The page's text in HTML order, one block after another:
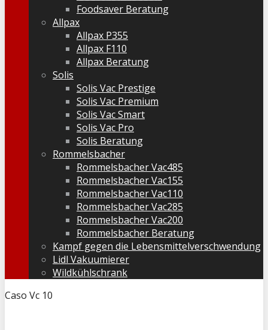
Foodsaver Beratung
Allpax
Allpax P355
Allpax F110
Allpax Beratung
Solis
Solis Vac Prestige
Solis Vac Premium
Solis Vac Smart
Solis Vac Pro
Solis Beratung
Rommelsbacher
Rommelsbacher Vac485
Rommelsbacher Vac155
Rommelsbacher Vac110
Rommelsbacher Vac285
Rommelsbacher Vac200
Rommelsbacher Beratung
Kampf gegen die Lebensmittelverschwendung
Lidl Vakuumierer
Wildkühlschrank
Caso Vc 10